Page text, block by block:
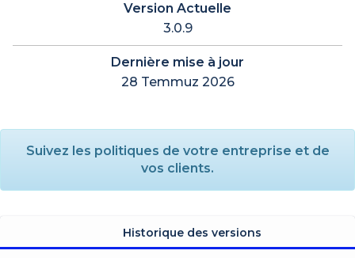
Version Actuelle
3.0.9
Dernière mise à jour
28 Temmuz 2026
Suivez les politiques de votre entreprise et de
vos clients.
Historique des versions